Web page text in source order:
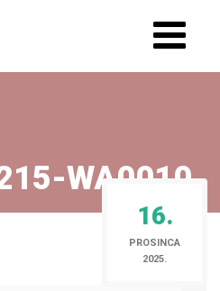
WA0010
16.
PROSINCA
2025.